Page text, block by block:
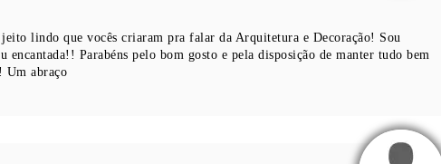
jeito lindo que vocês criaram pra falar da Arquitetura e Decoração! Sou
encantada!! Parabéns pelo bom gosto e pela disposição de manter tudo bem
abraço